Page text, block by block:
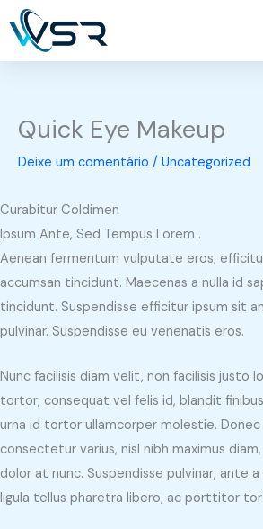
para
o
Quick Eye Makeup
Deixe um comentário / Uncategorized
Curabitur Coldimen
Ipsum Ante, Sed Tempus Lorem .
Aenean fermentum vulputate eros,
accumsan tincidunt. Maecenas a nulla id
tincidunt. Suspendisse efficitur ipsum sit
pulvinar. Suspendisse eu venenatis eros.
Nunc facilisis diam velit, non facilisis justo
tortor, consequat vel felis id, blandit
urna id tortor ullamcorper molestie. Donec
consectetur varius, nisl nibh maximus
dolor at nunc. Suspendisse pulvinar, ante
ligula tellus pharetra libero, ac porttitor